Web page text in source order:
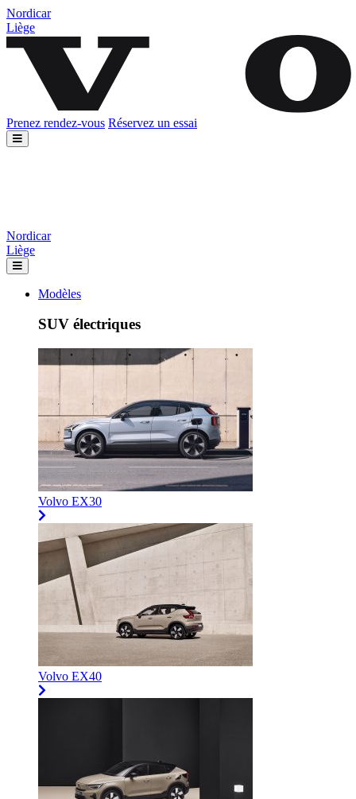
Nordicar
Liège
Prenez rendez-vous Réservez un essai
Nordicar
Liège
Modèles
SUV électriques
Volvo EX30
Volvo EX40